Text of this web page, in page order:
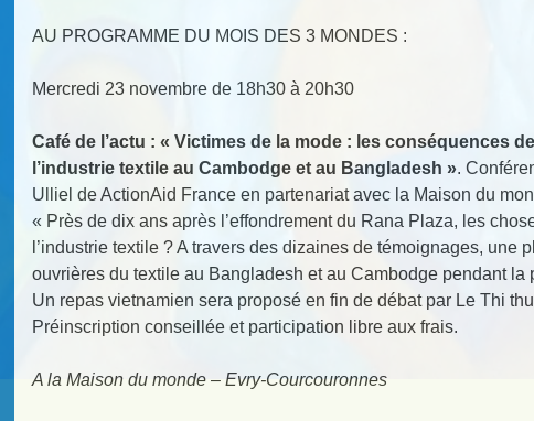
AU PROGRAMME DU MOIS DES 3 MONDES :
Mercredi 23 novembre de 18h30 à 20h30
Café de l’actu : « Victimes de la mode : les conséquences
l’industrie textile au Cambodge et au Bangladesh ».
Ulliel de ActionAid France en partenariat avec la Maison du
« Près de dix ans après l’effondrement du Rana Plaza, les
l’industrie textile ? A travers des dizaines de témoignages,
ouvrières du textile au Bangladesh et au Cambodge pendant la
Un repas vietnamien sera proposé en fin de débat par Le Thi
Préinscription conseillée et participation libre aux frais.
A la Maison du monde – Evry-Courcouronnes